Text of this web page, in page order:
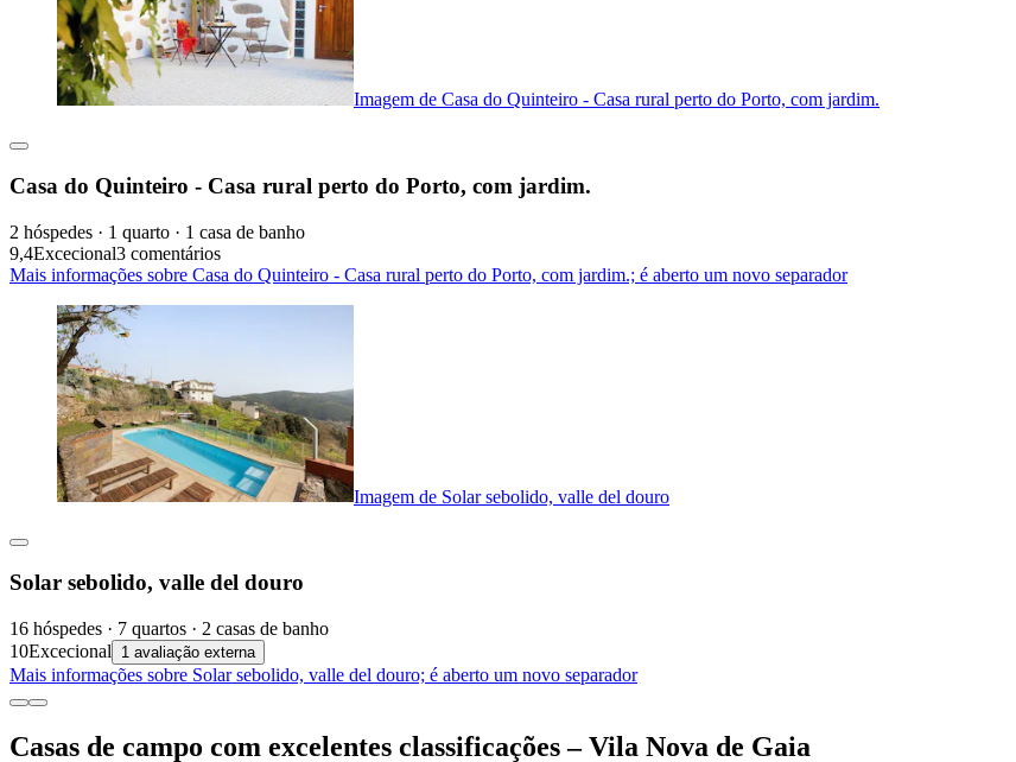
Imagem de Casa do Quinteiro - Casa rural perto do Porto, com jardim.
Casa do Quinteiro - Casa rural perto do Porto, com jardim.
2 hóspedes · 1 quarto · 1 casa de banho
9,4Excecional3 comentários
Mais informações sobre Casa do Quinteiro - Casa rural perto do Porto, com jardim.; é aberto um novo separador
Imagem de Solar sebolido, valle del douro
Solar sebolido, valle del douro
16 hóspedes · 7 quartos · 2 casas de banho
10Excecional 1 avaliação externa
Mais informações sobre Solar sebolido, valle del douro; é aberto um novo separador
Casas de campo com excelentes classificações – Vila Nova de Gaia